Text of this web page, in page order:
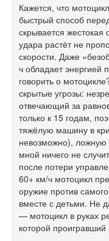
Кажется, что
быстрый способ
скрывается жестокая
удара растёт не
скорости. Даже
ч обладает энергией
говорить о
скрытые угрозы:
отвечающий за
только к 15 годам,
тяжёлую машину в
невозможно), ложную
мной ничего не
после потери
60+ км/ч мотоцикл
оружие против
вместе с детьми. Не
— мотоцикл в руках
которой